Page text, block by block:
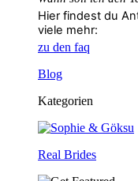
Hier findest du
viele mehr:
zu den faq
Blog
Kategorien
Real Brides